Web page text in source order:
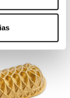
Bundt Pan